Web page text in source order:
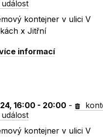
kontejner v ulici V
x Jitřní
informací
16:00 - 20:00 -
kontejner v ulici V